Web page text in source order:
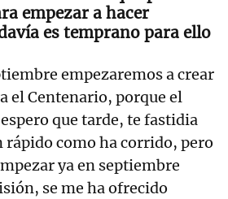
empezar a hacer
es temprano para ello
empezaremos a crear
el Centenario, porque el
que tarde, te fastidia
rápido como ha corrido, pero
ya en septiembre
se me ha ofrecido